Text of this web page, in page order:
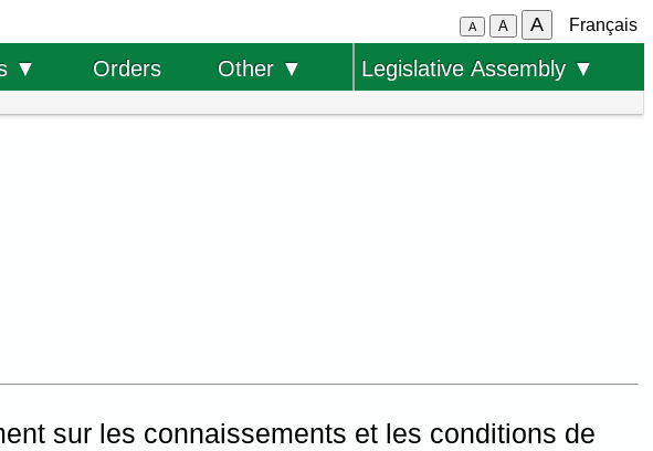
A A A Français
▼ Orders Other ▼ Legislative Assembly ▼
sur les connaissements et les conditions de